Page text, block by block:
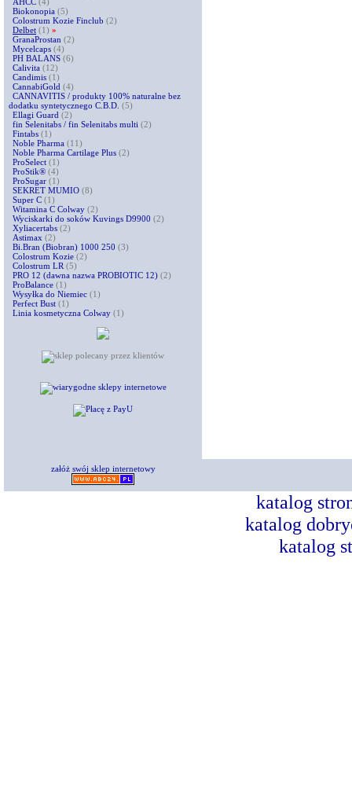
Biokonopia (5)
Colostrum Kozie Finclub (2)
Delbet (1) »
GranaProstan (2)
Mycelcaps (4)
PH BALANS (6)
Calivita (12)
Candimis (1)
CannabiGold (4)
CANNAVITIS / produkty 100% naturalne bez
dodatku syntetycznego C.B.D. (5)
Ellagi Guard (2)
fin Selenitabs / fin Selenitabs multi (2)
Fintabs (1)
Noble Pharma (11)
Noble Pharma Cartilage Plus (2)
ProSelect (1)
ProStik® (4)
ProSugar (1)
SEKRET MUMIO (8)
Super C (1)
Witamina C Colway (2)
Wyciskarki do soków Kuvings D9900 (2)
Xyliacertabs (2)
Astimax (2)
Bi.Bran (Biobran) 1000 250 (3)
Colostrum Kozie (2)
Colostrum LR (5)
PRO 12 (dawna nazwa PROBIOTIC 12) (2)
ProBalance (1)
Wysyłka do Niemiec (1)
Perfect Bust (1)
Linia kosmetyczna Colway (1)
załóż swój sklep internetowy
katalog
katalog
katalog